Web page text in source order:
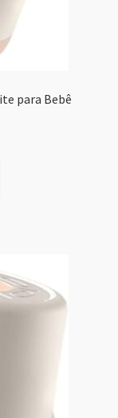
para Bebê